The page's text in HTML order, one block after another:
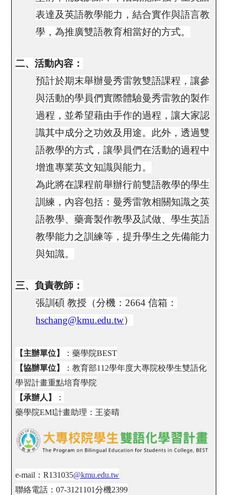
表達及英語教學能力，結合實作與語言教
學，為推廣雙語教育相當好的方式。
二、活動內容：
預計於期末舉辦曼秀雷敦雙語課程，讓參
與活動的學員們實際體驗曼秀雷敦的製作
過程，並希望藉由手作的過程，讓大家認
識其中成分之功效及用途。此外，透過雙
語教學的方式，讓學員們在活動的過程中
增進專業英文知識與能力。
為此將在課程前舉辦行前雙語教學的學生
訓練，內容包括：曼秀雷敦相關知識之英
語教學、藥膏製作教學及試做、學生英語
教學能力之訓練等，提升學生之先備能力
與知識。
三、負責教師：
張訓碩 教授（分機：2664 信箱：
hschang@kmu.edu.tw）
【主辦單位】
：藥學院BEST
【協辦單位】
：教育部112學年度大專院校學生雙語化
學習計畫重點培育學院
【承辦人】
：
藥學院EMI計畫助理：王姿晴
e-mail：R131035@kmu.edu.tw
聯絡電話：07-3121101分機2399